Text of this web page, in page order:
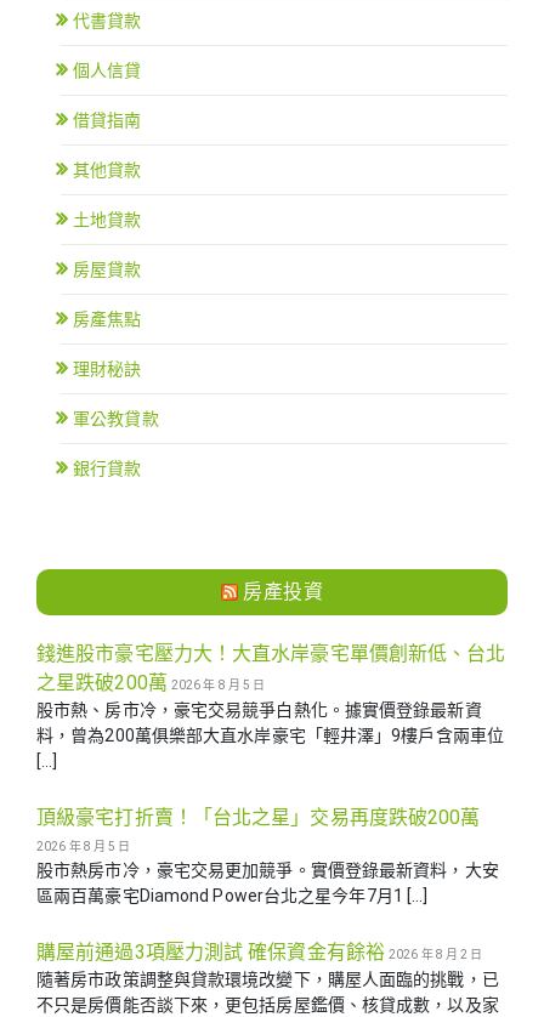
代書貸款
個人信貸
借貸指南
其他貸款
土地貸款
房屋貸款
房產焦點
理財秘訣
軍公教貸款
銀行貸款
房產投資
錢進股市豪宅壓力大！大直水岸豪宅單價創新低、台北
之星跌破200萬 2026 年 8 月 5 日
股市熱、房市冷，豪宅交易競爭白熱化。據實價登錄最新資
料，曾為200萬俱樂部大直水岸豪宅「輕井澤」9樓戶含兩車位
[…]
頂級豪宅打折賣！「台北之星」交易再度跌破200萬
2026 年 8 月 5 日
股市熱房市冷，豪宅交易更加競爭。實價登錄最新資料，大安
區兩百萬豪宅Diamond Power台北之星今年7月1 […]
購屋前通過3項壓力測試 確保資金有餘裕 2026 年 8 月 2 日
隨著房市政策調整與貸款環境改變下，購屋人面臨的挑戰，已
不只是房價能否談下來，更包括房屋鑑價、核貸成數，以及家